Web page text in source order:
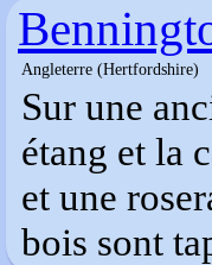
Angleterre (Hertfordshire)
Sur une
étang et la
et une
bois sont